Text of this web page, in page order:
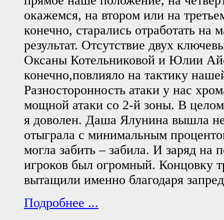
окажемся, на втором или на
конечно, старались отработать на
результат. Отсутствие двух
Оксаны Котельниковой и Юлии
конечно,повлияло на тактику
Разносторонность атаки у нас
мощной атаки со 2-й зоны. В
я доволен. Даша Ялунина вышла
отыграла с минимальным
могла забить – забила. И заряд на
игроков был огромный. Концовку
вытащили именно благодаря
Подробнее ...